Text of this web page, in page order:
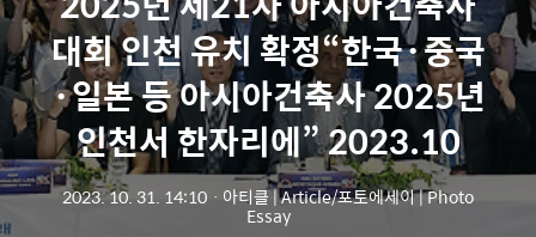
대회 인천 유치 확정“한국·중국
·일본 등 아시아건축사 2025년
인천서 한자리에” 2023.10
2023. 10. 31. 14:10 ㆍ 아티클 | Article/포토에세이 | Photo
Essay